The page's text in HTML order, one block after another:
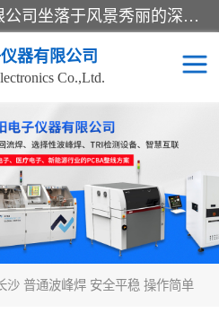
深圳市亿阳电子仪器有限公司坐落于风景秀丽的深圳市光明区，集SMT设备销售务为一体，努力为客户提供电子装配解决方案。与行业**SMT设备厂商：ASM（印刷机，锡膏检查机，贴片机），德国ERSA（爱莎）建立了稳固的代理合作关系，销售的设备一直保持**电子装配行业未来发展方向，能够满足客户各种繁杂产品的生产应用。
器有限公司
Co.,Ltd.
沙 普通波峰焊 安全平稳 操作简单
E系列中速贴片机
选择性波峰焊
VERSAFLOW-335
波峰焊
自动光学检测TR7700QE